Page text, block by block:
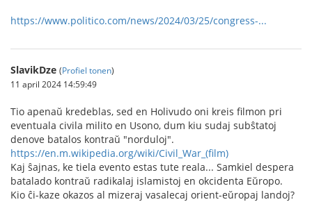
https://www.politico.com/news/2024/03/25/congress-...
SlavikDze (Profiel tonen)
11 april 2024 14:59:49
Tio apenaŭ kredeblas, sed en Holivudo oni kreis filmon pri
eventuala civila milito en Usono, dum kiu sudaj subŝtatoj
denove batalos kontraŭ "norduloj".
https://en.m.wikipedia.org/wiki/Civil_War_(film)
Kaj ŝajnas, ke tiela evento estas tute reala... Samkiel despera
batalado kontraŭ radikalaj islamistoj en okcidenta Eŭropo.
Kio ĉi-kaze okazos al mizeraj vasalecaj orient-eŭropaj landoj?